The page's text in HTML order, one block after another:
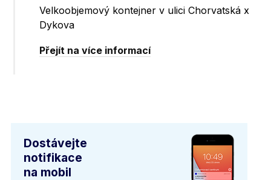
Velkoobjemový kontejner v ulici Chorvatská x
Dykova
Přejít na více informací
Dostávejte
notifikace
na mobil